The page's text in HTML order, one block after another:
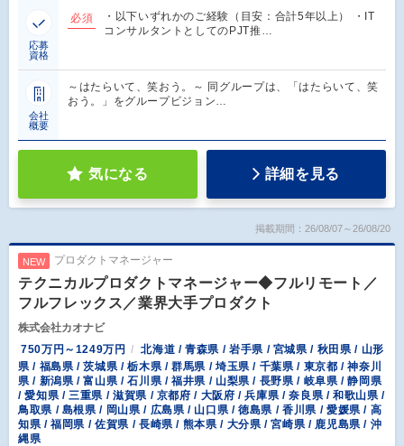
応募
資格
必須
・以下いずれかのご経験（目安：合計5年以上） ・IT
コンサルタントとしてのPJT推…
会社
概要
～はたらいて、笑おう。～ 同グループは、「はたらいて、笑
おう。」をグループビジョン…
気になる 詳細を見る
掲載期間：26/08/07～26/08/20
NEW プロダクトマネージャー
テクニカルプロダクトマネージャー◆フルリモート／
フルフレックス／業界大手プロダクト
株式会社カオナビ
750万円～1249万円
北海道 / 青森県 / 岩手県 / 宮城県 / 秋田県 / 山形
県 / 福島県 / 茨城県 / 栃木県 / 群馬県 / 埼玉県 / 千葉県 / 東京都 / 神奈川
県 / 新潟県 / 富山県 / 石川県 / 福井県 / 山梨県 / 長野県 / 岐阜県 / 静岡県
/ 愛知県 / 三重県 / 滋賀県 / 京都府 / 大阪府 / 兵庫県 / 奈良県 / 和歌山県 /
鳥取県 / 島根県 / 岡山県 / 広島県 / 山口県 / 徳島県 / 香川県 / 愛媛県 / 高
知県 / 福岡県 / 佐賀県 / 長崎県 / 熊本県 / 大分県 / 宮崎県 / 鹿児島県 / 沖
縄県